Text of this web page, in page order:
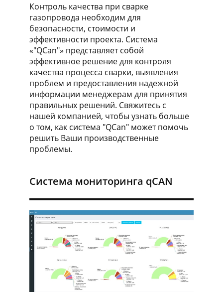
Контроль качества при сварке
газопровода необходим для
безопасности, стоимости и
эффективности проекта. Система
«"QCan"» представляет собой
эффективное решение для контроля
качества процесса сварки, выявления
проблем и предоставления надежной
информации менеджерам для принятия
правильных решений. Свяжитесь с
нашей компанией, чтобы узнать больше
о том, как система "QCan" может помочь
решить Ваши производственные
проблемы.
Система мониторинга qCAN